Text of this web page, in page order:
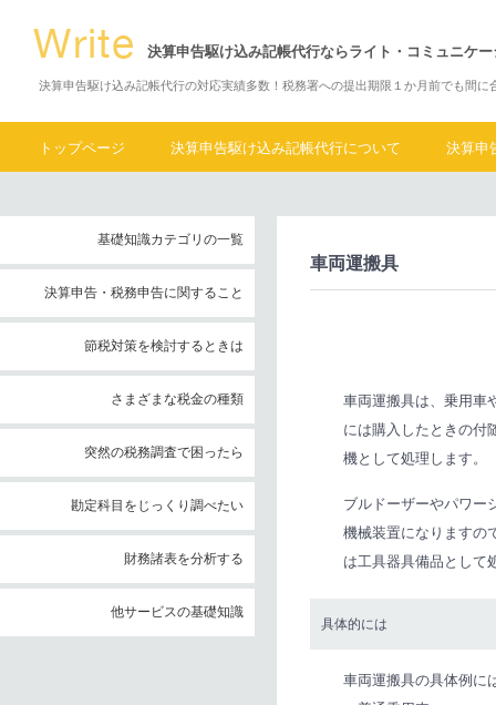
決算申告駆け込み記帳代行ならライト・コミュニケ
決算申告駆け込み記帳代行の対応実績多数！税務署への提出期限１か月前でも間に
トップページ 決算申告駆け込み記帳代行について 決算申
基礎知識カテゴリの一覧
決算申告・税務申告に関すること
節税対策を検討するときは
さまざまな税金の種類
突然の税務調査で困ったら
勘定科目をじっくり調べたい
財務諸表を分析する
他サービスの基礎知識
車両運搬具
車両運搬具は、乗用車
には購入したときの付
機として処理します。
ブルドーザーやパワー
機械装置になりますの
は工具器具備品として
具体的には
車両運搬具の具体例に